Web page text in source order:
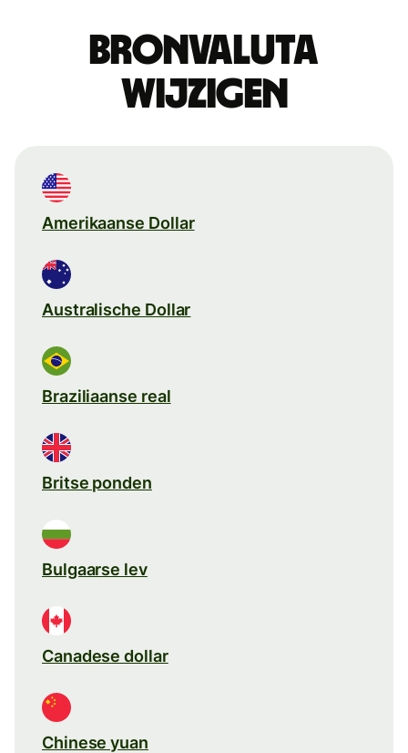
Bronvaluta
wijzigen
Amerikaanse Dollar
Australische Dollar
Braziliaanse real
Britse ponden
Bulgaarse lev
Canadese dollar
Chinese yuan